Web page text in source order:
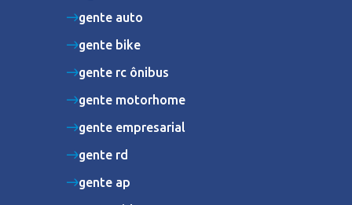
gente auto
gente bike
gente rc ônibus
gente motorhome
gente empresarial
gente rd
gente ap